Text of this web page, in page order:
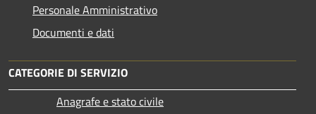
Personale Amministrativo
Documenti e dati
CATEGORIE DI SERVIZIO
Anagrafe e stato civile